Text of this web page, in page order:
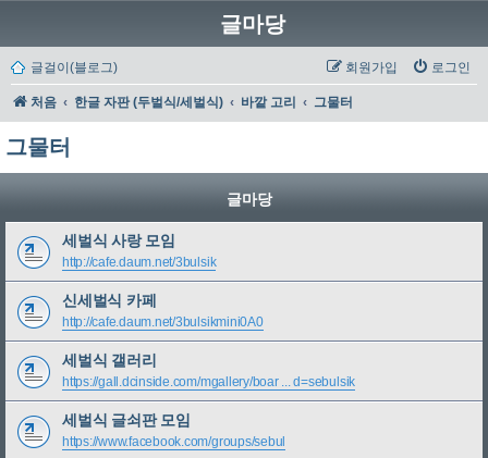
글마당
글걸이(블로그) 로그인
회원가입
처음 한글 자판 (두벌식/세벌식) 바깥 고리 그물터
그물터
글마당
세벌식 사랑 모임
http://cafe.daum.net/3bulsik
신세벌식 카페
http://cafe.daum.net/3bulsikmini0A0
세벌식 갤러리
https://gall.dcinside.com/mgallery/boar ... d=sebulsik
세벌식 글쇠판 모임
https://www.facebook.com/groups/sebul